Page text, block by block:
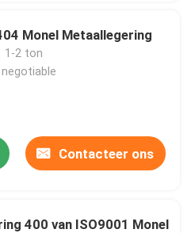
Monel Metaallegering
1-2 ton
Contacteer ons
400 van ISO9001 Monel